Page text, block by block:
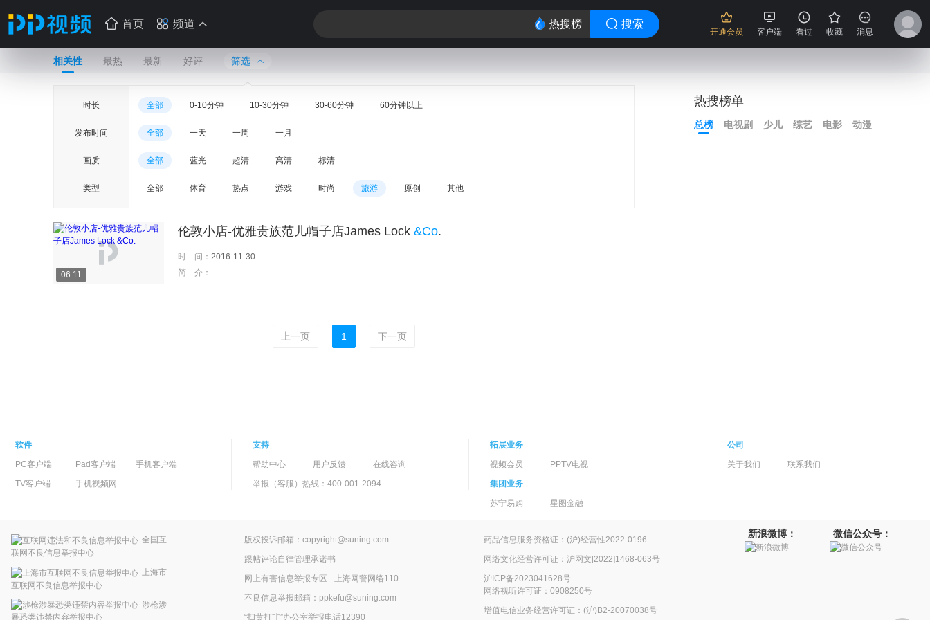
首页 频道 搜索
热搜榜
开通会员 客户端 看过 收藏 消息
相关性 最热 最新 好评 筛选
时长 全部 0-10分钟 10-30分钟 30-60分钟 60分钟以上
发布时间 全部 一天 一周 一月
画质 全部 蓝光 超清 高清 标清
类型 全部 体育 热点 游戏 时尚 旅游 原创 其他
06:11
伦敦小店-优雅贵族范儿帽子店James Lock &Co.
时 间： 2016-11-30
简 介： -
上一页 1 下一页
热搜榜单
总榜 电视剧 少儿 综艺 电影 动漫
软件
PC客户端
Pad客户端
手机客户端
TV客户端
手机视频网
支持
帮助中心
用户反馈
在线咨询
举报（客服）热线：400-001-2094
拓展业务
视频会员
PPTV电视
集团业务
苏宁易购
星图金融
公司
关于我们
联系我们
全国互
联网不良信息举报中心
上海市
互联网不良信息举报中心
涉枪涉
暴恐类违禁内容举报中心
版权投诉邮箱：copyright@suning.com
跟帖评论自律管理承诺书
网上有害信息举报专区
上海网警网络110
不良信息举报邮箱：ppkefu@suning.com
“扫黄打非”办公室举报电话12390
药品信息服务资格证：(沪)经营性2022-0196
网络文化经营许可证：沪网文[2022]1468-063号
沪ICP备2023041628号
网络视听许可证：0908250号
增值电信业务经营许可证：(沪)B2-20070038号
新浪微博： 微信公众号：